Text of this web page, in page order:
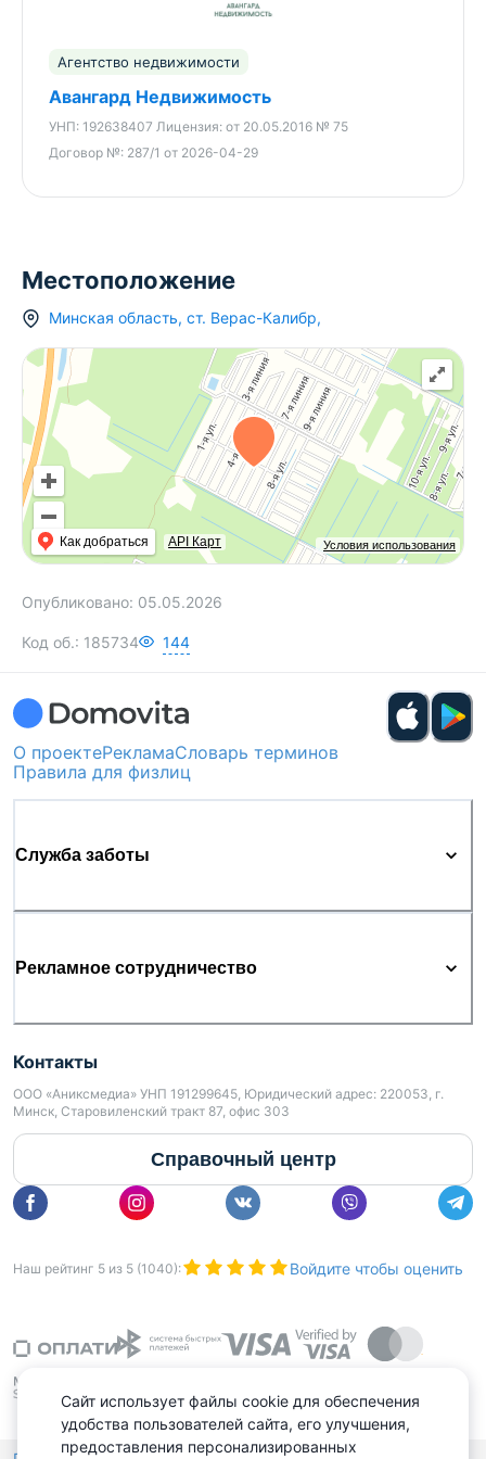
Агентство недвижимости
Авангард Недвижимость
УНП: 192638407 Лицензия: от 20.05.2016 № 75
Договор №: 287/1 от 2026-04-29
Местоположение
Минская область, ст. Верас-Калибр,
Условия использования
Как добраться API Карт
Опубликовано: 05.05.2026
Код об.: 185734 144
О проектеРекламаСловарь терминов
Правила для физлиц
Служба заботы
Рекламное сотрудничество
Контакты
ООО «Аниксмедиа» УНП 191299645, Юридический адрес: 220053, г.
Минск, Старовиленский тракт 87, офис 303
Справочный центр
Наш рейтинг 5 из 5 (1040): Войдите чтобы оценить
Сайт использует файлы cookie для обеспечения
удобства пользователей сайта, его улучшения,
предоставления персонализированных